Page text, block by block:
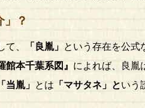
？
、 「良胤」 という存在を公式
館本千葉系図』 によれば、良胤
「当胤」 とは 「マサタネ」という